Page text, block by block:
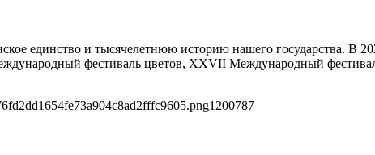
единство и тысячелетнюю историю нашего государства. В
фестиваль цветов, XXVII Международный
1200787